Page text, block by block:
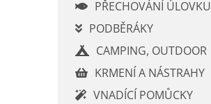
PŘECHOVÁNÍ ÚLOVKU
PODBĚRÁKY
CAMPING, OUTDOOR
KRMENÍ A NÁSTRAHY
VNADÍCÍ POMŮCKY